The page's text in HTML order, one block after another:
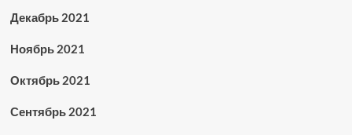
Декабрь 2021
Ноябрь 2021
Октябрь 2021
Сентябрь 2021